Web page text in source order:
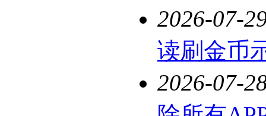
2026-07-
读刷金币
2026-07-